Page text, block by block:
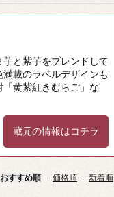
と紫芋をブレンドして
載のラベルデザインも
黄紫紅きむらご」な
蔵元の情報はコチラ
おすすめ順 - 価格順 - 新着順